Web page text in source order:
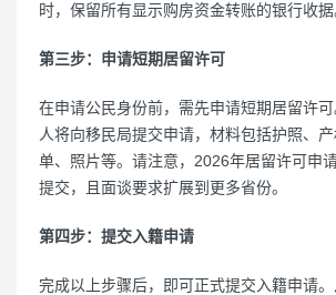
时，保留所有显示购房资金转账的银行收据
第三步：申请短期居留许可
在申请公民身份前，需先申请短期居留许
人将向移民局提交申请，材料包括护照、
单、照片等。请注意，2026年居留许可申
提交，且面谈要求扩展到更多省份。
第四步：提交入籍申请
完成以上步骤后，即可正式提交入籍申请